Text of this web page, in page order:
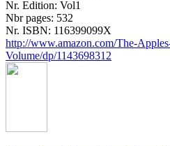
Nr. Edition: Vol1
Nbr pages: 532
Nr. ISBN: 116399099X
http://www.amazon.com/The-
Volume/dp/1143698312